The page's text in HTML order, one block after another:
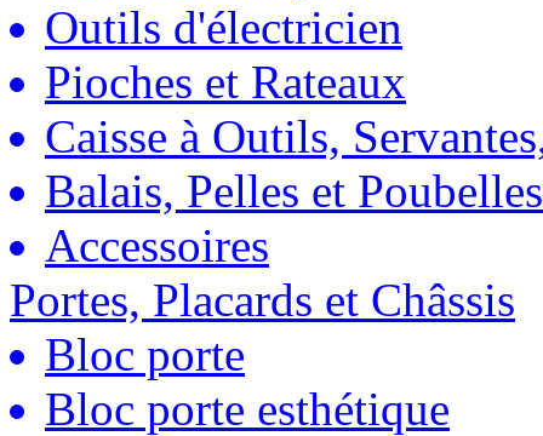
Outils d'électricien
Pioches et Rateaux
Caisse à Outils,
Balais, Pelles et Poubelles
Accessoires
Portes, Placards et Châssis
Bloc porte
Bloc porte esthétique